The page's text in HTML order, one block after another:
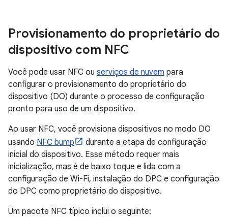
Provisionamento do proprietário do
dispositivo com NFC
Você pode usar NFC ou serviços de nuvem para
configurar o provisionamento do proprietário do
dispositivo (DO) durante o processo de configuração
pronto para uso de um dispositivo.
Ao usar NFC, você provisiona dispositivos no modo DO
usando NFC bump
durante a etapa de configuração
inicial do dispositivo. Esse método requer mais
inicialização, mas é de baixo toque e lida com a
configuração de Wi-Fi, instalação do DPC e configuração
do DPC como proprietário do dispositivo.
Um pacote NFC típico inclui o seguinte: